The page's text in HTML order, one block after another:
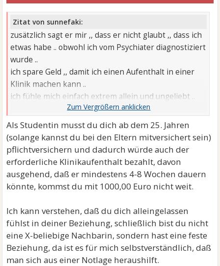
Zitat von sunnefaki:
zusätzlich sagt er mir ,, dass er nicht glaubt ,, dass ich
etwas habe .. obwohl ich vom Psychiater diagnostiziert
wurde ..
ich spare Geld ,, damit ich einen Aufenthalt in einer
Klinik machen kann ..
ich fühle mich einfach extrem allein und ungeliebt ..
und das verschlechtert meine Lage ..
Als Studentin musst du dich ab dem 25. Jahren
(solange kannst du bei den Eltern mitversichert sein)
pflichtversichern und dadurch würde auch der
erforderliche Klinikaufenthalt bezahlt, davon
ausgehend, daß er mindestens 4-8 Wochen dauern
könnte, kommst du mit 1000,00 Euro nicht weit.
Ich kann verstehen, daß du dich alleingelassen
fühlst in deiner Beziehung, schließlich bist du nicht
eine X-beliebige Nachbarin, sondern hast eine feste
Beziehung, da ist es für mich selbstverständlich, daß
man sich aus einer Notlage heraushilft.